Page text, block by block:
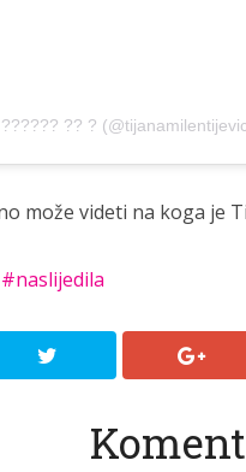
?? ?
može videti na koga je
naslijedila